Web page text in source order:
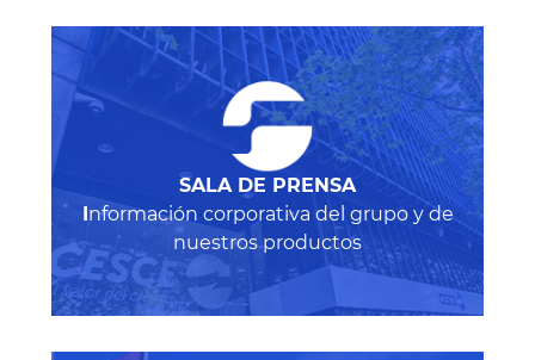
SALA DE PRENSA
nformación corporativa del grupo y de
nuestros productos